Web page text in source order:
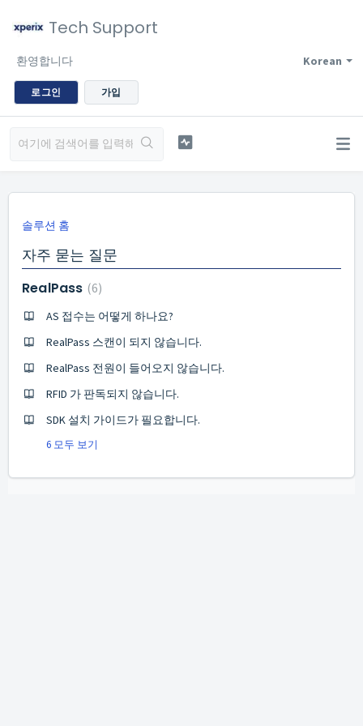
Tech Support
Korean
환영합니다
로그인 가입
솔루션 홈
자주 묻는 질문
RealPass 6
AS 접수는 어떻게 하나요?
RealPass 스캔이 되지 않습니다.
RealPass 전원이 들어오지 않습니다.
RFID 가 판독되지 않습니다.
SDK 설치 가이드가 필요합니다.
6 모두 보기